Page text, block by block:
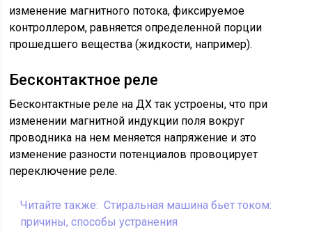
изменение магнитного потока, фиксируемое
контроллером, равняется определенной порции
прошедшего вещества (жидкости, например).
Бесконтактное реле
Бесконтактные реле на ДХ так устроены, что при
изменении магнитной индукции поля вокруг
проводника на нем меняется напряжение и это
изменение разности потенциалов провоцирует
переключение реле.
Читайте также: Стиральная машина бьет током:
причины, способы устранения